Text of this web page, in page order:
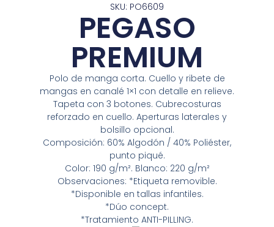
SKU: PO6609
PEGASO
PREMIUM
Polo de manga corta. Cuello y ribete de
mangas en canalé 1×1 con detalle en relieve.
Tapeta con 3 botones. Cubrecosturas
reforzado en cuello. Aperturas laterales y
bolsillo opcional.
Composición: 60% Algodón / 40% Poliéster,
punto piqué.
Color: 190 g/m². Blanco: 220 g/m²
Observaciones: *Etiqueta removible.
*Disponible en tallas infantiles.
*Dúo concept.
*Tratamiento ANTI-PILLING.